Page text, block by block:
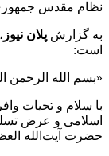
نظام مقدس
به گزارش پلان نیوز
است:
«بسم الله الرحمن
با سلام و تحیات
اسلامی و عرض
حضرت آیت‌الله